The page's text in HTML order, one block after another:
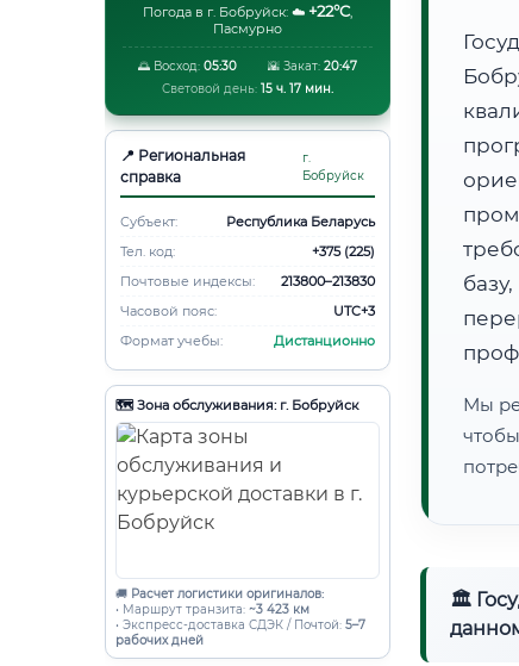
Погода в г. Бобруйск: ☁️ +22°C,
Пасмурно
🌅 Восход: 05:30 🌇 Закат: 20:47
Световой день: 15 ч. 17 мин.
📍 Региональная
справка
г.
Бобруйск
Субъект:
Республика Беларусь
Тел. код:
+375 (225)
Почтовые индексы:
213800–213830
Часовой пояс:
UTC+3
Формат учебы:
Дистанционно
🗺️ Зона обслуживания: г. Бобруйск
🚚 Расчет логистики оригиналов:
• Маршрут транзита: ~3 423 км
• Экспресс-доставка СДЭК / Почтой: 5–7
рабочих дней
Мы
🏛